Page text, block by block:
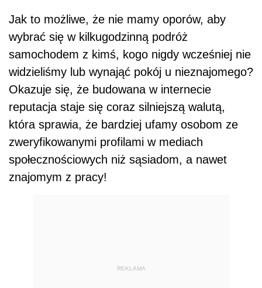
Jak to możliwe, że nie mamy oporów, aby
wybrać się w kilkugodzinną podróż
samochodem z kimś, kogo nigdy wcześniej nie
widzieliśmy lub wynająć pokój u nieznajomego?
Okazuje się, że budowana w internecie
reputacja staje się coraz silniejszą walutą,
która sprawia, że bardziej ufamy osobom ze
zweryfikowanymi profilami w mediach
społecznościowych niż sąsiadom, a nawet
znajomym z pracy!
REKLAMA